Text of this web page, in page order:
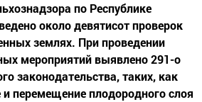
по Республике
около девятисот проверок
землях. При проведении
мероприятий выявлено 291-о
законодательства, таких, как
перемещение плодородного слоя